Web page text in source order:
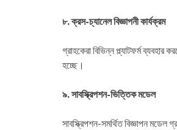
৮. ক্রস-চ্যানেল বিজ্ঞাপনী কার্যক্রম
গ্রাহকেরা বিভিন্ন প্ল্যাটফর্ম
হচ্ছে।
৯. সাবস্ক্রিপশন-ভিত্তিক মডেল
সাবস্ক্রিপশন-সমর্থিত বিজ্ঞাপন মডেল